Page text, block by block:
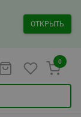
ОТКРЫТЬ
0